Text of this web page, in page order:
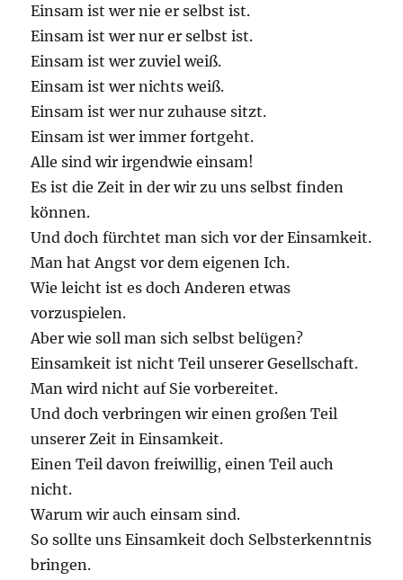
Einsam ist wer nie er selbst ist.
Einsam ist wer nur er selbst ist.
Einsam ist wer zuviel weiß.
Einsam ist wer nichts weiß.
Einsam ist wer nur zuhause sitzt.
Einsam ist wer immer fortgeht.
Alle sind wir irgendwie einsam!
Es ist die Zeit in der wir zu uns selbst finden
können.
Und doch fürchtet man sich vor der Einsamkeit.
Man hat Angst vor dem eigenen Ich.
Wie leicht ist es doch Anderen etwas
vorzuspielen.
Aber wie soll man sich selbst belügen?
Einsamkeit ist nicht Teil unserer Gesellschaft.
Man wird nicht auf Sie vorbereitet.
Und doch verbringen wir einen großen Teil
unserer Zeit in Einsamkeit.
Einen Teil davon freiwillig, einen Teil auch
nicht.
Warum wir auch einsam sind.
So sollte uns Einsamkeit doch Selbsterkenntnis
bringen.